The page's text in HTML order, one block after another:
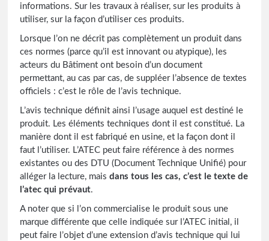
informations. Sur les travaux à réaliser, sur les produits à
utiliser, sur la façon d’utiliser ces produits.
Lorsque l’on ne décrit pas complètement un produit dans
ces normes (parce qu’il est innovant ou atypique), les
acteurs du Bâtiment ont besoin d’un document
permettant, au cas par cas, de suppléer l’absence de textes
officiels : c’est le rôle de l’avis technique.
L’avis technique définit ainsi l’usage auquel est destiné le
produit. Les éléments techniques dont il est constitué. La
manière dont il est fabriqué en usine, et la façon dont il
faut l’utiliser. L’ATEC peut faire référence à des normes
existantes ou des DTU (Document Technique Unifié) pour
alléger la lecture, maisdans tous les cas, c’est le texte de
l’atec qui prévaut.
A noter que si l’on commercialise le produit sous une
marque différente que celle indiquée sur l’ATEC initial, il
peut faire l’objet d’une extension d’avis technique qui lui